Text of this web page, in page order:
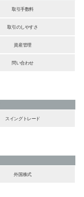
取引手数料
取引のしやすさ
資産管理
問い合わせ
スイングトレード
外国株式